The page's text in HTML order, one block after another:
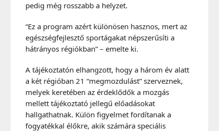
pedig még rosszabb a helyzet.
“Ez a program azért különösen hasznos, mert az
egészségfejlesztő sportágakat népszerűsíti a
hátrányos régiókban” – emelte ki.
A tájékoztatón elhangzott, hogy a három év alatt
a két régióban 21 “megmozdulást” szerveznek,
melyek keretében az érdeklődők a mozgás
mellett tájékoztató jellegű előadásokat
hallgathatnak. Külön figyelmet fordítanak a
fogyatékkal élőkre, akik számára speciális